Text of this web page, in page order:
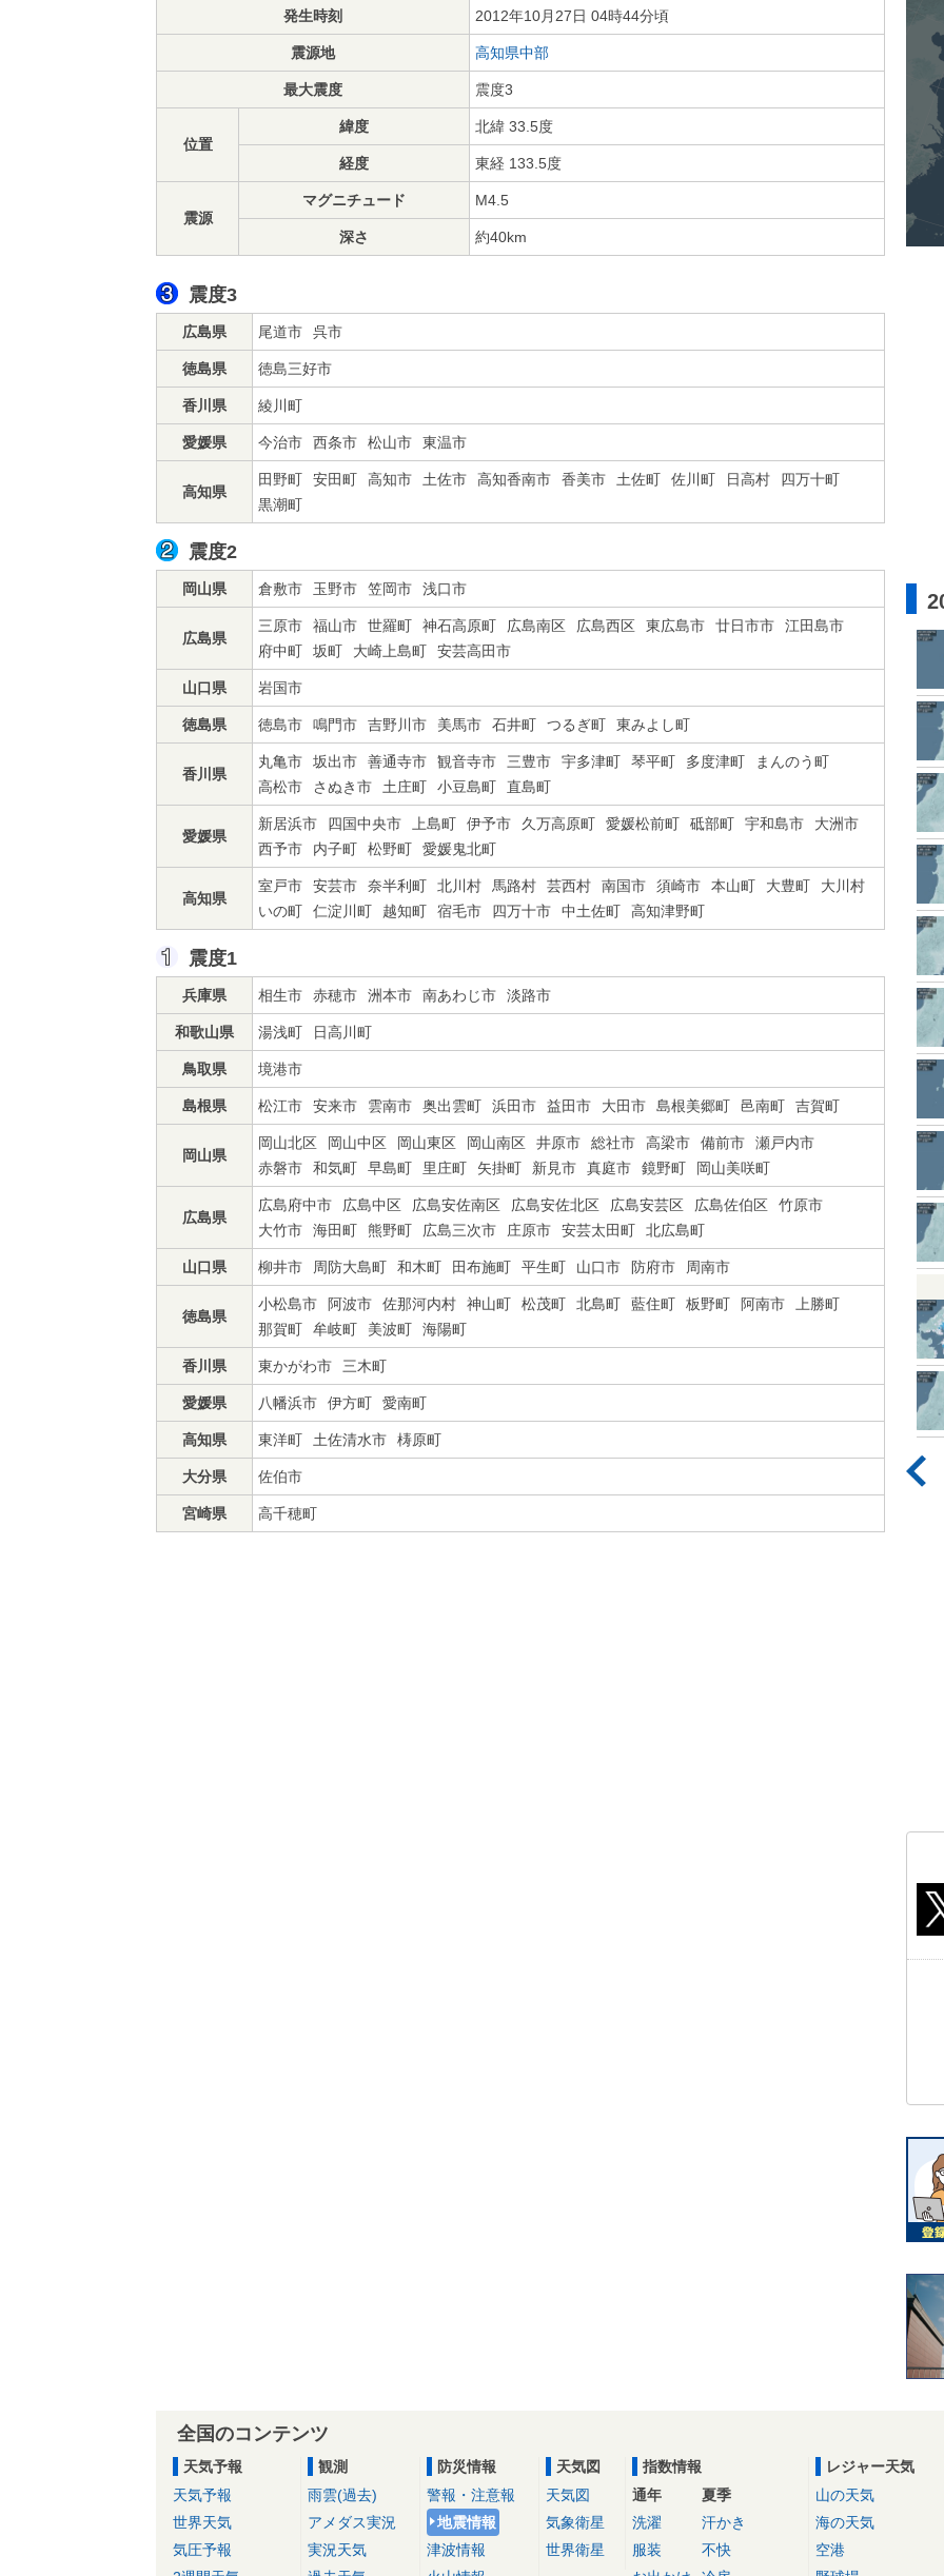
発生時刻 2012年10月27日 04時44分頃
震源地 高知県中部
最大震度 震度3
位置
緯度 北緯 33.5度
経度 東経 133.5度
震源
マグニチュード M4.5
深さ 約40km
震度3
広島県 尾道市 呉市
徳島県 徳島三好市
香川県 綾川町
愛媛県 今治市 西条市 松山市 東温市
高知県
田野町 安田町 高知市 土佐市 高知香南市 香美市 土佐町 佐川町 日高村
四万十町
黒潮町
震度2
岡山県 倉敷市 玉野市 笠岡市 浅口市
広島県
三原市 福山市 世羅町 神石高原町 広島南区 広島西区 東広島市 廿日市市
江田島市
府中町
坂町 大崎上島町 安芸高田市
山口県 岩国市
徳島県 徳島市 鳴門市 吉野川市 美馬市 石井町 つるぎ町 東みよし町
香川県
丸亀市 坂出市 善通寺市 観音寺市 三豊市 宇多津町 琴平町 多度津町
まんのう町
高松市
さぬき市 土庄町 小豆島町 直島町
愛媛県
新居浜市 四国中央市 上島町 伊予市 久万高原町 愛媛松前町 砥部町 宇和島市
大洲市
西予市
内子町 松野町 愛媛鬼北町
高知県
室戸市 安芸市 奈半利町 北川村 馬路村 芸西村 南国市 須崎市 本山町 大豊町
大川村
いの町
仁淀川町 越知町 宿毛市 四万十市 中土佐町 高知津野町
震度1
兵庫県 相生市 赤穂市 洲本市 南あわじ市 淡路市
和歌山県 湯浅町 日高川町
鳥取県 境港市
島根県 松江市 安来市 雲南市 奥出雲町 浜田市 益田市 大田市 島根美郷町 邑南町 吉賀町
岡山県
岡山北区 岡山中区 岡山東区 岡山南区 井原市 総社市 高梁市 備前市
瀬戸内市
赤磐市
和気町 早島町 里庄町 矢掛町 新見市 真庭市 鏡野町 岡山美咲町
広島県
広島府中市 広島中区 広島安佐南区 広島安佐北区 広島安芸区 広島佐伯区
竹原市
大竹市
海田町 熊野町 広島三次市 庄原市 安芸太田町 北広島町
山口県 柳井市 周防大島町 和木町 田布施町 平生町 山口市 防府市 周南市
徳島県
小松島市 阿波市 佐那河内村 神山町 松茂町 北島町 藍住町 板野町 阿南市
上勝町
那賀町
牟岐町 美波町 海陽町
香川県 東かがわ市 三木町
愛媛県 八幡浜市 伊方町 愛南町
高知県 東洋町 土佐清水市 梼原町
大分県 佐伯市
宮崎県 高千穂町
全国のコンテンツ
天気予報
天気予報
世界天気
気圧予報
観測
雨雲(過去)
アメダス実況
実況天気
防災情報
警報・注意報
地震情報
津波情報
天気図
天気図
気象衛星
世界衛星
指数情報
通年
洗濯
服装
夏季
汗かき
不快
レジャー天気
山の天気
海の天気
空港